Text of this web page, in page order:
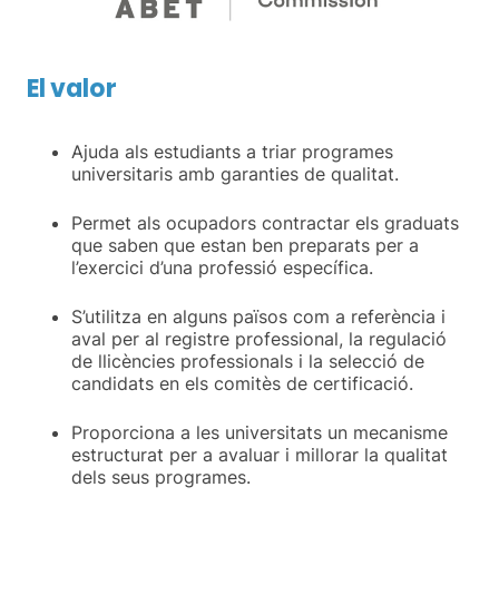
El valor
Ajuda als estudiants a triar programes
universitaris amb garanties de qualitat.
Permet als ocupadors contractar els graduats
que saben que estan ben preparats per a
l’exercici d’una professió específica.
S’utilitza en alguns països com a referència i
aval per al registre professional, la regulació
de llicències professionals i la selecció de
candidats en els comitès de certificació.
Proporciona a les universitats un mecanisme
estructurat per a avaluar i millorar la qualitat
dels seus programes.